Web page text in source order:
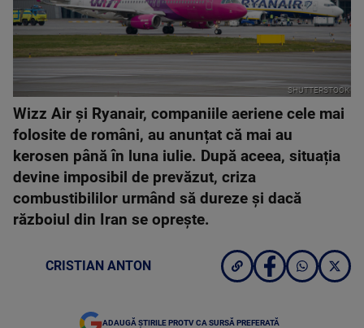
SHUTTERSTOCK
Wizz Air și Ryanair, companiile aeriene cele mai
folosite de români, au anunțat că mai au
kerosen până în luna iulie. După aceea, situația
devine imposibil de prevăzut, criza
combustibililor urmând să dureze și dacă
războiul din Iran se oprește.
CRISTIAN ANTON
ADAUGĂ ȘTIRILE PROTV CA SURSĂ PREFERATĂ